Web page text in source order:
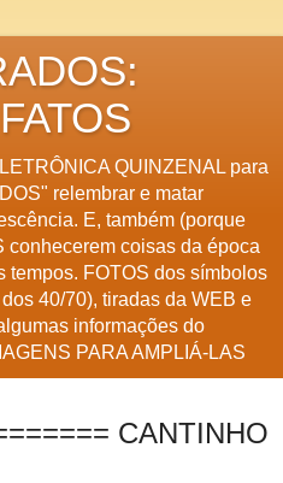
QUINZENAL para
relembrar e matar
E, também (porque
conhecerem coisas da época
tempos. FOTOS dos símbolos
40/70), tiradas da WEB e
informações do
PARA AMPLIÁ-LAS
CANTINHO